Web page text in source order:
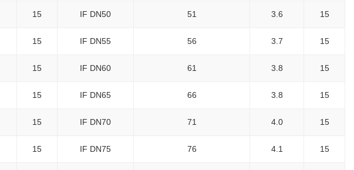
15 IF DN50 51 3.6 15
15 IF DN55 56 3.7 15
15 IF DN60 61 3.8 15
15 IF DN65 66 3.8 15
15 IF DN70 71 4.0 15
15 IF DN75 76 4.1 15